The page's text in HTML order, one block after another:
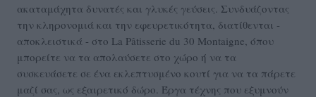
ακαταμάχητα δυνατές και γλυκές γεύσεις. Συνδυάζοντας
την κληρονομιά και την εφευρετικότητα, διατίθενται -
αποκλειστικά - στο La Pâtisserie du 30 Montaigne, όπου
μπορείτε να τα απολαύσετε στο χώρο ή να τα
συσκευάσετε σε ένα εκλεπτυσμένο κουτί για να τα πάρετε
μαζί σας, ως εξαιρετικό δώρο. Έργα τέχνης που εξυμνούν